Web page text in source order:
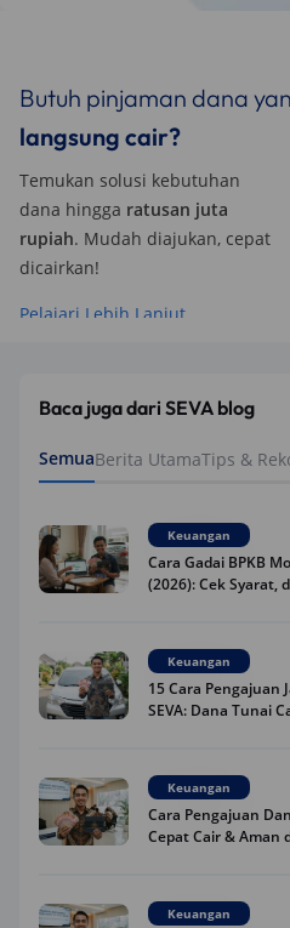
Butuh pinjaman dana
langsung cair?
Temukan solusi kebutuhan
dana hingga ratusan juta
rupiah. Mudah diajukan, cepat
dicairkan!
Pelajari Lebih Lanjut
Baca juga dari SEVA blog
SemuaBerita UtamaTips &
Keuangan
Cara Gadai BPKB
(2026): Cek Syarat,
Keuangan
15 Cara Pengajuan
SEVA: Dana Tunai
Keuangan
Cara Pengajuan
Cepat Cair & Aman
Keuangan